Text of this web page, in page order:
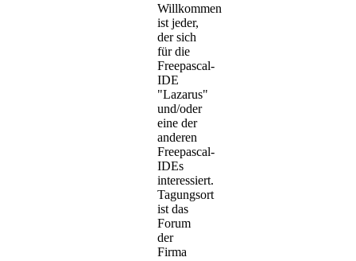
Willkommen
ist jeder,
der sich
für die
Freepascal-
IDE
"Lazarus"
und/oder
eine der
anderen
Freepascal-
IDEs
interessiert.
Tagungsort
ist das
Forum
der
Firma